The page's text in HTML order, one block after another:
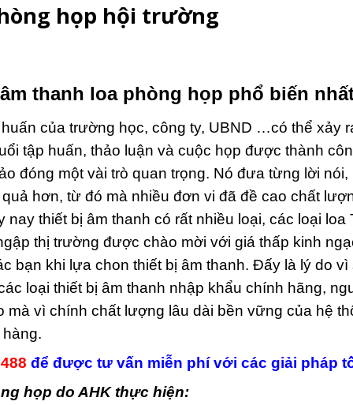
họp hội trường
thanh loa phòng họp phổ biến
của trường học, công ty, UBND …có thể xảy
tập huấn, thảo luận và cuộc họp được thành
đóng một vài trò quan trọng. Nó đưa từng lời nói,
hơn, từ đó mà nhiều đơn vi đã đề cao chất
thiết bị âm thanh có rất nhiều loại, các loại loa
thị trường được chào mời với giá thấp kinh
bạn khi lựa chon thiết bị âm thanh. Đấy là lý do vì
loại thiết bị âm thanh nhập khẩu chính hãng,
mà vì chính chất lượng lâu dài bền vững của hệ
để được tư vấn miễn phí với các giải pháp
họp do AHK thực hiện: